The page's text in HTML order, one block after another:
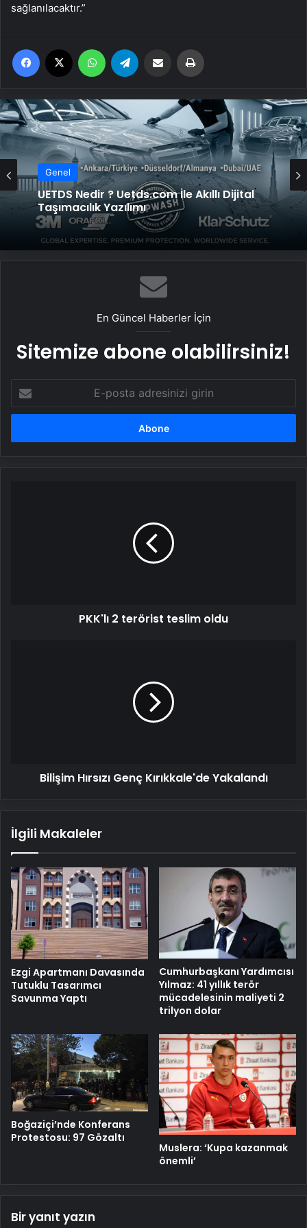
sağlanılacaktır.”
Facebook WhatsApp Email'den paylaş
Genel
UETDS Nedir ? Uetds.com İle Akıllı Dijital
Taşımacılık Yazılımı
En Güncel Haberler İçin
Sitemize abone olabilirsiniz!
posta
adresinizi
PKK'lı 2 terörist teslim oldu
Bilişim Hırsızı Genç Kırıkkale'de Yakalandı
İlgili Makaleler
Ezgi Apartmanı Davasında
Tutuklu Tasarımcı
Savunma Yaptı
Cumhurbaşkanı Yardımcısı
Yılmaz: 41 yıllık terör
mücadelesinin maliyeti 2
trilyon dolar
Boğaziçi’nde Konferans
Protestosu: 97 Gözaltı
Muslera: ‘Kupa kazanmak
önemli’
Bir yanıt yazın